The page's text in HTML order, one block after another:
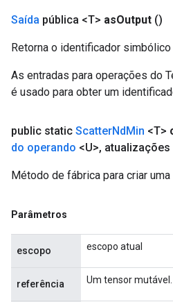
Saída pública <T> asOutput ()
Retorna o identificador simbólico
As entradas para operações do
é usado para obter um
public static ScatterNdMin <T>
do operando <U>, atualizações
Método de fábrica para criar
Parâmetros
escopo escopo atual
referência Um tensor mutável.